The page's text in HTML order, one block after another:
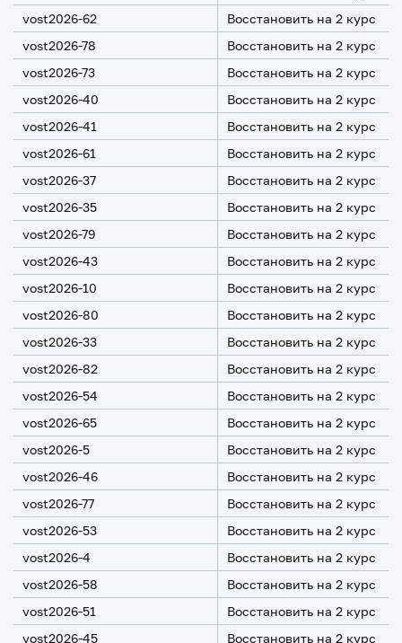
vost2026-62
Восстановить на 2 курс
vost2026-78
Восстановить на 2 курс
vost2026-73
Восстановить на 2 курс
vost2026-40
Восстановить на 2 курс
vost2026-41
Восстановить на 2 курс
vost2026-61
Восстановить на 2 курс
vost2026-37
Восстановить на 2 курс
vost2026-35
Восстановить на 2 курс
vost2026-79
Восстановить на 2 курс
vost2026-43
Восстановить на 2 курс
vost2026-10
Восстановить на 2 курс
vost2026-80
Восстановить на 2 курс
vost2026-33
Восстановить на 2 курс
vost2026-82
Восстановить на 2 курс
vost2026-54
Восстановить на 2 курс
vost2026-65
Восстановить на 2 курс
vost2026-5
Восстановить на 2 курс
vost2026-46
Восстановить на 2 курс
vost2026-77
Восстановить на 2 курс
vost2026-53
Восстановить на 2 курс
vost2026-4
Восстановить на 2 курс
vost2026-58
Восстановить на 2 курс
vost2026-51
Восстановить на 2 курс
vost2026-45
Восстановить на 2 курс